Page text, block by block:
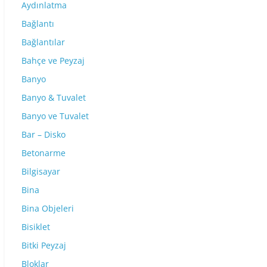
Aydınlatma
Bağlantı
Bağlantılar
Bahçe ve Peyzaj
Banyo
Banyo & Tuvalet
Banyo ve Tuvalet
Bar – Disko
Betonarme
Bilgisayar
Bina
Bina Objeleri
Bisiklet
Bitki Peyzaj
Bloklar